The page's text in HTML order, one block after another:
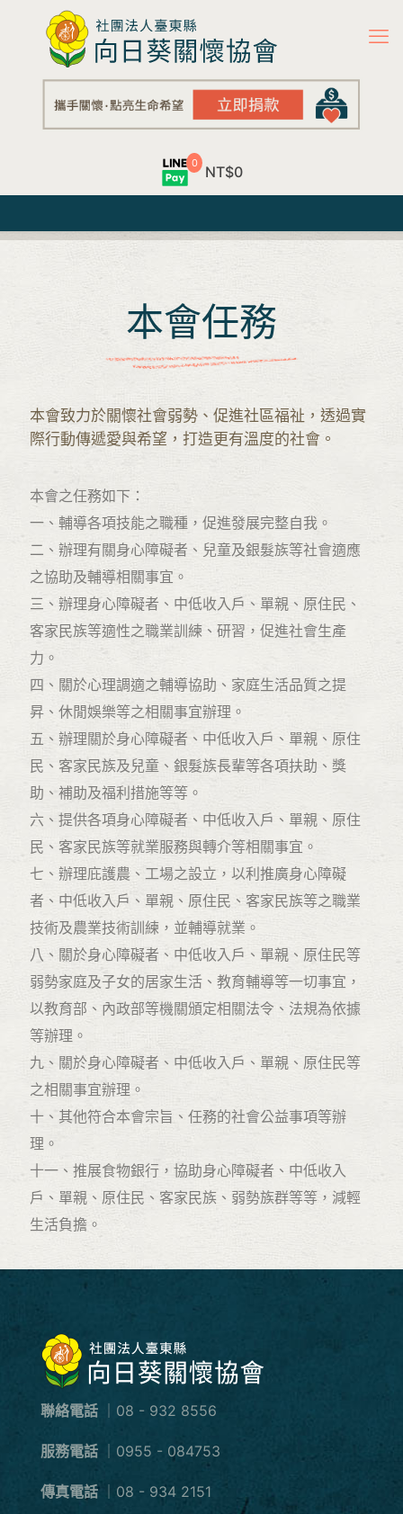
0 NT$0
本會任務
本會致力於關懷社會弱勢、促進社區福祉，透過實
際行動傳遞愛與希望，打造更有溫度的社會。
本會之任務如下：
一、輔導各項技能之職種，促進發展完整自我。
二、辦理有關身心障礙者、兒童及銀髮族等社會適應
之協助及輔導相關事宜。
三、辦理身心障礙者、中低收入戶、單親、原住民、
客家民族等適性之職業訓練、研習，促進社會生產
力。
四、關於心理調適之輔導協助、家庭生活品質之提
昇、休閒娛樂等之相關事宜辦理。
五、辦理關於身心障礙者、中低收入戶、單親、原住
民、客家民族及兒童、銀髮族長輩等各項扶助、獎
助、補助及福利措施等等。
六、提供各項身心障礙者、中低收入戶、單親、原住
民、客家民族等就業服務與轉介等相關事宜。
七、辦理庇護農、工場之設立，以利推廣身心障礙
者、中低收入戶、單親、原住民、客家民族等之職業
技術及農業技術訓練，並輔導就業。
八、關於身心障礙者、中低收入戶、單親、原住民等
弱勢家庭及子女的居家生活、教育輔導等一切事宜，
以教育部、內政部等機關頒定相關法令、法規為依據
等辦理。
九、關於身心障礙者、中低收入戶、單親、原住民等
之相關事宜辦理。
十、其他符合本會宗旨、任務的社會公益事項等辦
理。
十一、推展食物銀行，協助身心障礙者、中低收入
戶、單親、原住民、客家民族、弱勢族群等等，減輕
生活負擔。
聯絡電話 ｜08 - 932 8556
服務電話 ｜0955 - 084753
傳真電話 ｜08 - 934 2151